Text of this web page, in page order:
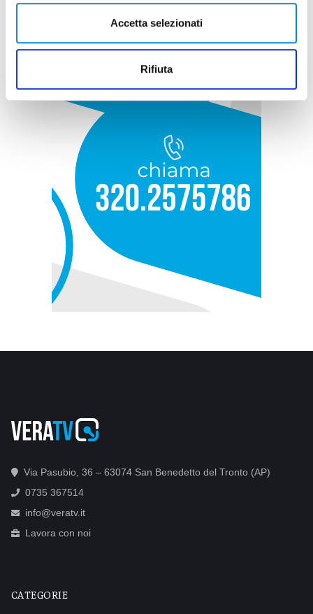
Accetta selezionati
Rifiuta
Via Pasubio, 36 – 63074 San Benedetto del Tronto (AP)
0735 367514
info@veratv.it
Lavora con noi
CATEGORIE